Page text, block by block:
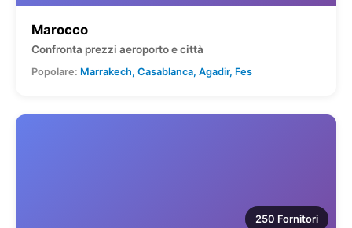
Marocco
Confronta prezzi aeroporto e città
Popolare: Marrakech, Casablanca, Agadir, Fes
250 Fornitori